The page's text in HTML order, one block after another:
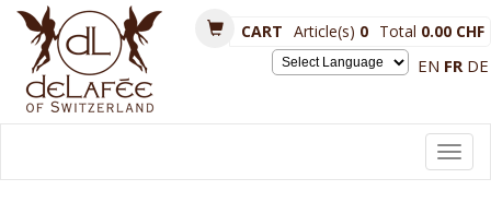
EN FR DE
CART Article(s) 0 Total 0.00 CHF